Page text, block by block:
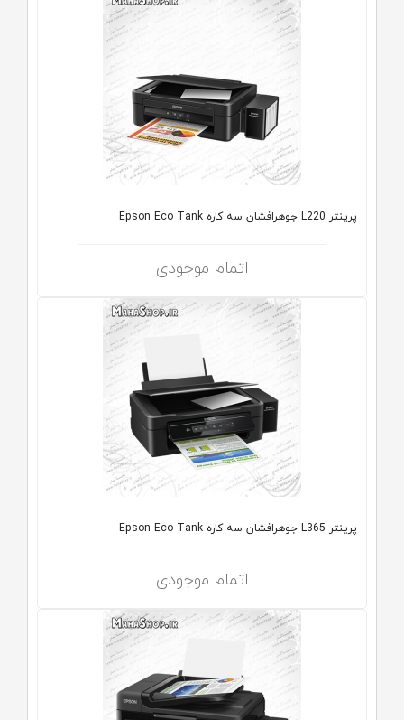
پرینتر L220 جوهرافشان سه کاره Epson Eco Tank
اتمام موجودی
پرینتر L365 جوهرافشان سه کاره Epson Eco Tank
اتمام موجودی